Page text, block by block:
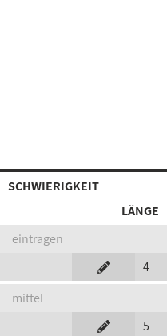
SCHWIERIGKEIT
LÄNGE
eintragen
4
mittel
5